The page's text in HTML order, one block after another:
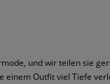
und wir teilen sie
Outfit viel Tiefe